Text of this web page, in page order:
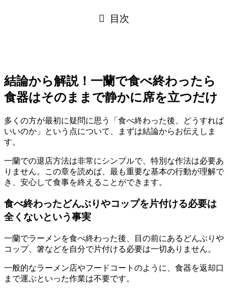
目次
結論から解説！一蘭で食べ終わったら
食器はそのままで静かに席を立つだけ
多くの方が最初に疑問に思う「食べ終わった後、どうすれば
いいのか」という点について、まずは結論からお伝えしま
す。
一蘭での退店方法は非常にシンプルで、特別な作法は必要あ
りません。
この章を読めば、最も重要な基本の行動が理解で
き、安心して食事を終えることができます。
食べ終わったどんぶりやコップを片付ける必要は
全くないという事実
一蘭でラーメンを食べ終わった後、目の前にあるどんぶりや
コップ、箸などを自分で片付ける必要は一切ありません。
一般的なラーメン店やフードコートのように、食器を返却口
まで運ぶといった作業は不要です。